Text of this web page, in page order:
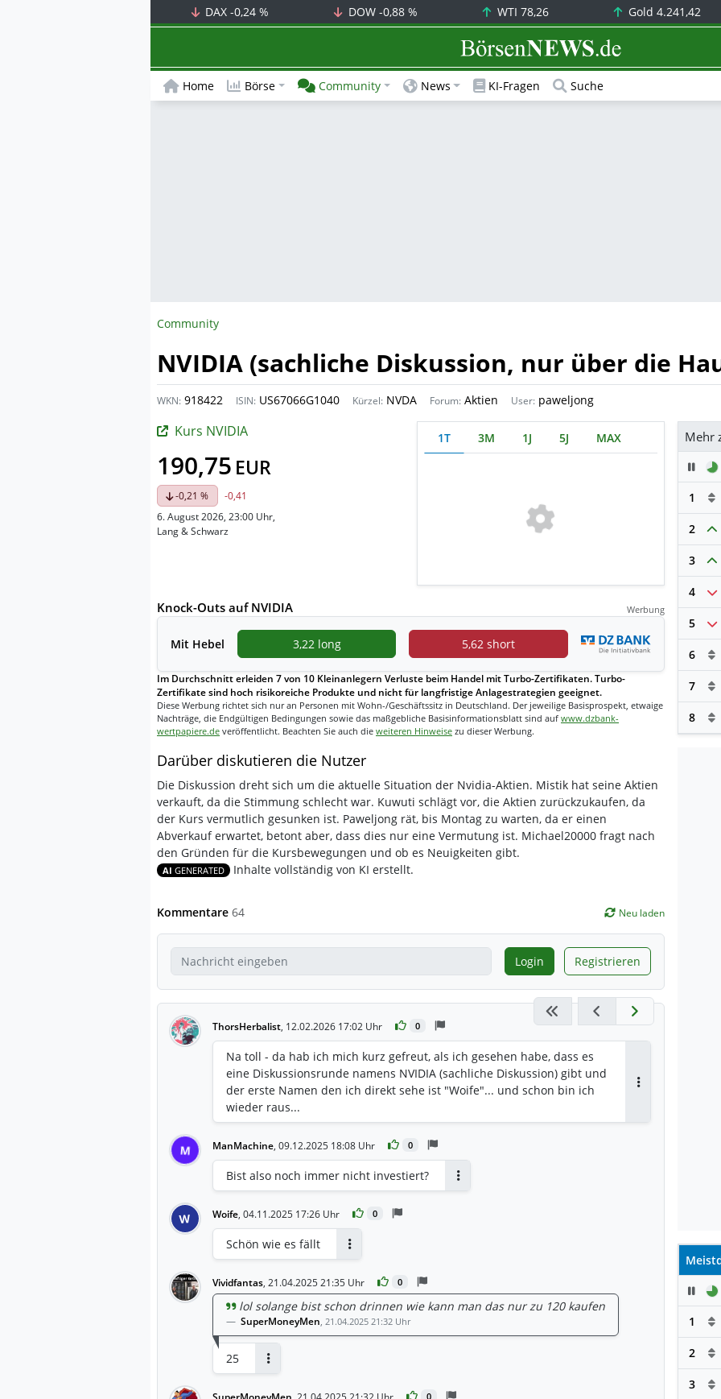
DAX-0,24 % DOW -0,88 % WTI 78,26 Gold 4.241,42
BörsenNEWS.de
Home Börse Community News KI-Fragen Suche
Community
NVIDIA (sachliche Diskussion, nur über die
WKN: 918422 ISIN: US67066G1040 Kürzel: NVDA Forum: Aktien User: paweljong
Kurs NVIDIA
190,75 EUR
-0,21 %
-0,41
6. August 2026, 23:00 Uhr,
Lang & Schwarz
1T 3M 1J 5J MAX
Knock-Outs auf NVIDIA Werbung
Mit Hebel 3,22 long 5,62 short
Im Durchschnitt erleiden 7 von 10 Kleinanlegern Verluste beim Handel mit Turbo-Zertifikaten. Turbo-
Zertifikate sind hoch risikoreiche Produkte und nicht für langfristige Anlagestrategien geeignet.
Diese Werbung richtet sich nur an Personen mit Wohn-/Geschäftssitz in Deutschland. Der jeweilige Basisprospekt, etwaige
Nachträge, die Endgültigen Bedingungen sowie das maßgebliche Basisinformationsblatt sind auf www.dzbank-
wertpapiere.de veröffentlicht. Beachten Sie auch die weiteren Hinweise zu dieser Werbung.
Darüber diskutieren die Nutzer
Die Diskussion dreht sich um die aktuelle Situation der Nvidia-Aktien. Mistik hat seine Aktien
verkauft, da die Stimmung schlecht war. Kuwuti schlägt vor, die Aktien zurückzukaufen, da
der Kurs vermutlich gesunken ist. Paweljong rät, bis Montag zu warten, da er einen
Abverkauf erwartet, betont aber, dass dies nur eine Vermutung ist. Michael20000 fragt nach
den Gründen für die Kursbewegungen und ob es Neuigkeiten gibt.
AI GENERATED Inhalte vollständig von KI erstellt.
Kommentare 64 Neu laden
Login Registrieren
ThorsHerbalist, 12.02.2026 17:02 Uhr 0
Na toll - da hab ich mich kurz gefreut, als ich gesehen habe, dass es
eine Diskussionsrunde namens NVIDIA (sachliche Diskussion) gibt und
der erste Namen den ich direkt sehe ist "Woife"... und schon bin ich
wieder raus...
M ManMachine, 09.12.2025 18:08 Uhr 0
Bist also noch immer nicht investiert?
W Woife, 04.11.2025 17:26 Uhr 0
Schön wie es fällt
Vividfantas, 21.04.2025 21:35 Uhr 0
lol solange bist schon drinnen wie kann man das nur zu 120 kaufen
SuperMoneyMen, 21.04.2025 21:32 Uhr
25
0
Mehr
1
2
3
4
5
6
7
8
1
2
3